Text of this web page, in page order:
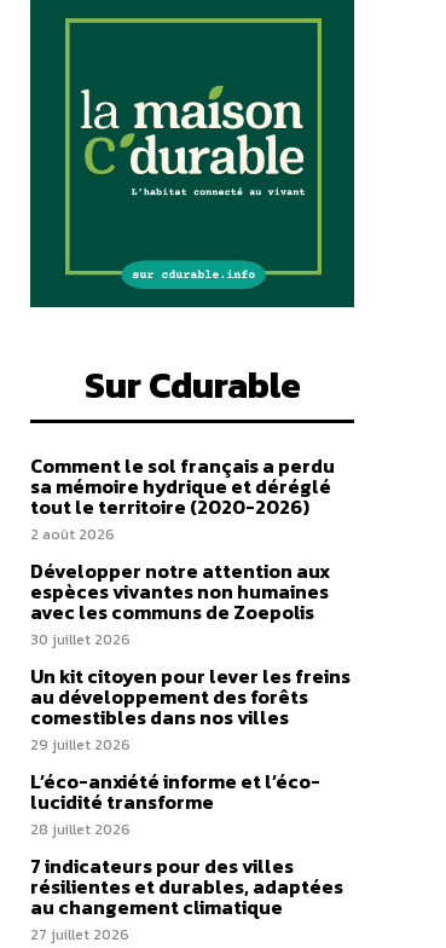
Sur Cdurable
Comment le sol français a perdu
sa mémoire hydrique et déréglé
tout le territoire (2020-2026)
2 août 2026
Développer notre attention aux
espèces vivantes non humaines
avec les communs de Zoepolis
30 juillet 2026
Un kit citoyen pour lever les freins
au développement des forêts
comestibles dans nos villes
29 juillet 2026
L’éco-anxiété informe et l’éco-
lucidité transforme
28 juillet 2026
7 indicateurs pour des villes
résilientes et durables, adaptées
au changement climatique
27 juillet 2026